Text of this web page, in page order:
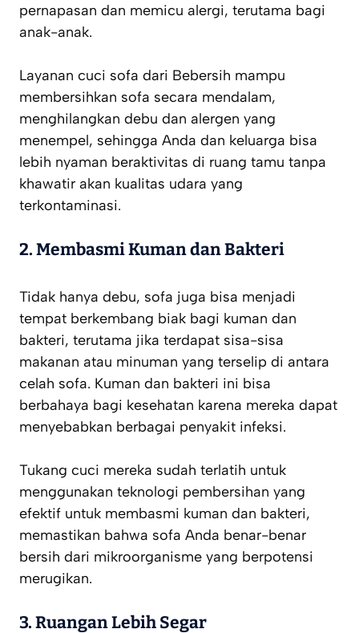
pernapasan dan memicu alergi, terutama bagi
anak-anak.
Layanan cuci sofa dari Bebersih mampu
membersihkan sofa secara mendalam,
menghilangkan debu dan alergen yang
menempel, sehingga Anda dan keluarga bisa
lebih nyaman beraktivitas di ruang tamu tanpa
khawatir akan kualitas udara yang
terkontaminasi.
2.Membasmi Kuman dan Bakteri
Tidak hanya debu, sofa juga bisa menjadi
tempat berkembang biak bagi kuman dan
bakteri, terutama jika terdapat sisa-sisa
makanan atau minuman yang terselip di antara
celah sofa. Kuman dan bakteri ini bisa
berbahaya bagi kesehatan karena mereka dapat
menyebabkan berbagai penyakit infeksi.
Tukang cuci mereka sudah terlatih untuk
menggunakan teknologi pembersihan yang
efektif untuk membasmi kuman dan bakteri,
memastikan bahwa sofa Anda benar-benar
bersih dari mikroorganisme yang berpotensi
merugikan.
3.Ruangan Lebih Segar